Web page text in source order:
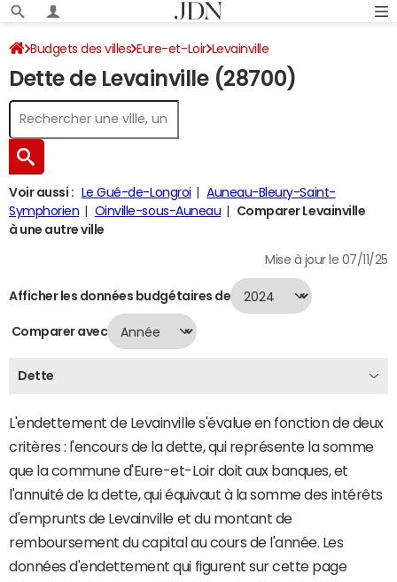
Budgets des villes Eure-et-Loir Levainville
Dette au 31/12/2024
Dette de Levainville (28700)
Voir aussi : Le Gué-de-Longroi
Auneau-Bleury-Saint-
Symphorien
Oinville-sous-Auneau
Comparer Levainville
à une autre ville
Mise à jour le 07/11/25
Afficher les données budgétaires de
Comparer avec
Dette
L'endettement de Levainville s'évalue en fonction de deux
critères : l'encours de la dette, qui représente la somme
que la commune d'Eure-et-Loir doit aux banques, et
l'annuité de la dette, qui équivaut à la somme des intérêts
d'emprunts de Levainville et du montant de
remboursement du capital au cours de l'année. Les
données d'endettement qui figurent sur cette page